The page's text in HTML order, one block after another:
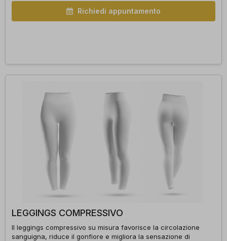
Richiedi appuntamento
LEGGINGS COMPRESSIVO
Il leggings compressivo su misura favorisce la circolazione
sanguigna, riduce il gonfiore e migliora la sensazione di